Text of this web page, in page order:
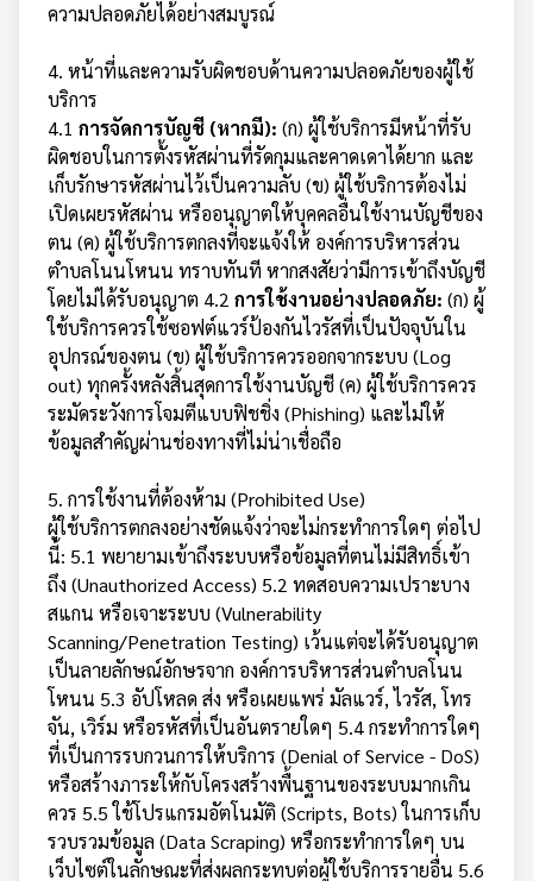
ความปลอดภัยได้อย่างสมบูรณ์
4. หน้าที่และความรับผิดชอบด้านความปลอดภัยของผู้ใช้
บริการ
4.1 การจัดการบัญชี (หากมี): (ก) ผู้ใช้บริการมีหน้าที่รับ
ผิดชอบในการตั้งรหัสผ่านที่รัดกุมและคาดเดาได้ยาก และ
เก็บรักษารหัสผ่านไว้เป็นความลับ (ข) ผู้ใช้บริการต้องไม่
เปิดเผยรหัสผ่าน หรืออนุญาตให้บุคคลอื่นใช้งานบัญชีของ
ตน (ค) ผู้ใช้บริการตกลงที่จะแจ้งให้ องค์การบริหารส่วน
ตำบลโนนโหนน ทราบทันที หากสงสัยว่ามีการเข้าถึงบัญชี
โดยไม่ได้รับอนุญาต 4.2 การใช้งานอย่างปลอดภัย: (ก) ผู้
ใช้บริการควรใช้ซอฟต์แวร์ป้องกันไวรัสที่เป็นปัจจุบันใน
อุปกรณ์ของตน (ข) ผู้ใช้บริการควรออกจากระบบ (Log
out) ทุกครั้งหลังสิ้นสุดการใช้งานบัญชี (ค) ผู้ใช้บริการควร
ระมัดระวังการโจมตีแบบฟิชชิ่ง (Phishing) และไม่ให้
ข้อมูลสำคัญผ่านช่องทางที่ไม่น่าเชื่อถือ
5. การใช้งานที่ต้องห้าม (Prohibited Use)
ผู้ใช้บริการตกลงอย่างชัดแจ้งว่าจะไม่กระทำการใดๆ ต่อไป
นี้: 5.1 พยายามเข้าถึงระบบหรือข้อมูลที่ตนไม่มีสิทธิ์เข้า
ถึง (Unauthorized Access) 5.2 ทดสอบความเปราะบาง
สแกน หรือเจาะระบบ (Vulnerability
Scanning/Penetration Testing) เว้นแต่จะได้รับอนุญาต
เป็นลายลักษณ์อักษรจาก องค์การบริหารส่วนตำบลโนน
โหนน 5.3 อัปโหลด ส่ง หรือเผยแพร่ มัลแวร์, ไวรัส, โทร
จัน, เวิร์ม หรือรหัสที่เป็นอันตรายใดๆ 5.4 กระทำการใดๆ
ที่เป็นการรบกวนการให้บริการ (Denial of Service - DoS)
หรือสร้างภาระให้กับโครงสร้างพื้นฐานของระบบมากเกิน
ควร 5.5 ใช้โปรแกรมอัตโนมัติ (Scripts, Bots) ในการเก็บ
รวบรวมข้อมูล (Data Scraping) หรือกระทำการใดๆ บน
เว็บไซต์ในลักษณะที่ส่งผลกระทบต่อผู้ใช้บริการรายอื่น 5.6